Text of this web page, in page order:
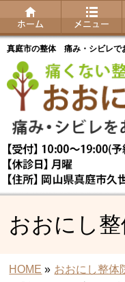
真庭市の整体 痛み・シビレで
おおにし
HOME » おおにし整体